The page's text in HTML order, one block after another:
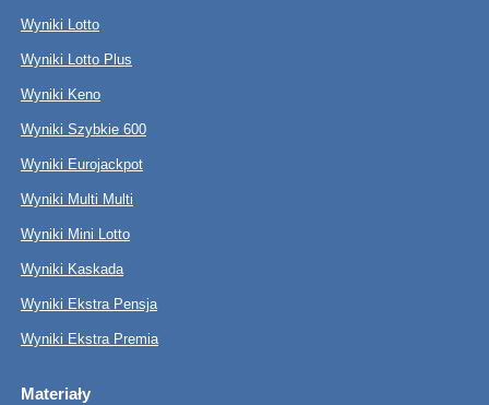
Wyniki Lotto
Wyniki Lotto Plus
Wyniki Keno
Wyniki Szybkie 600
Wyniki Eurojackpot
Wyniki Multi Multi
Wyniki Mini Lotto
Wyniki Kaskada
Wyniki Ekstra Pensja
Wyniki Ekstra Premia
Materiały